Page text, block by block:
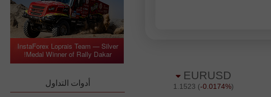
InstaForex Loprais Team — Silver
Medal Winner of Rally Dakar!
أدوات التداول